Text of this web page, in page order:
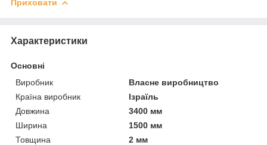
Приховати
Характеристики
Основні
Виробник
Власне виробництво
Країна виробник
Ізраїль
Довжина
3400 мм
Ширина
1500 мм
Товщина
2 мм